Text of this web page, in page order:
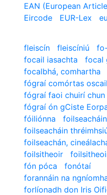
EAN (European
Eircode
EUR-Lex
fleiscín fleiscíniú
focail iasachta
focal
focalbhá, comhartha
fógraí comórtas
fógraí faoi chuirí chun
fógraí ón gCiste
fóiliónna
foilseacháin
foilseacháin
foilseachán,
foilsitheoir
fón póca
fonótaí
forannáin na
forlíonadh don Iris